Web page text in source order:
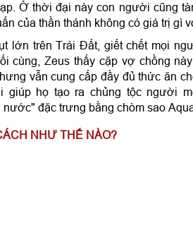
Ở thời đại này con người cũng
của thần thánh không có giá trị gì
lớn trên Trái Đất, giết chết mọi
cùng, Zeus thấy cặp vợ chồng
vẫn cung cấp đầy đủ thức ăn
giúp họ tạo ra chủng tộc người
đặc trưng bằng chòm sao
NHƯ THẾ NÀO?